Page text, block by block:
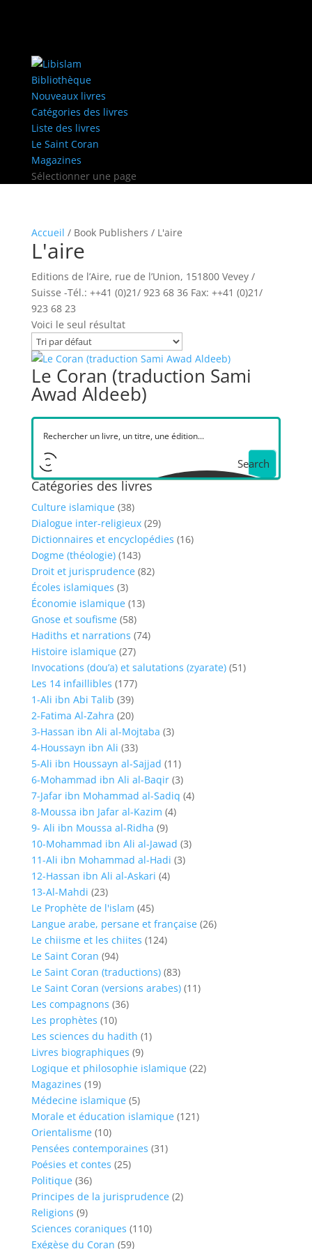
Bibliothèque
Nouveaux livres
Catégories des livres
Liste des livres
Le Saint Coran
Magazines
Sélectionner une page
Accueil / Book Publishers / L'aire
L'aire
Editions de l’Aire, rue de l’Union, 151800 Vevey /
Suisse -Tél.: ++41 (0)21/ 923 68 36 Fax: ++41 (0)21/
923 68 23
Voici le seul résultat
Le Coran (traduction Sami
Awad Aldeeb)
Search
Catégories des livres
Culture islamique (38)
Dialogue inter-religieux (29)
Dictionnaires et encyclopédies (16)
Dogme (théologie) (143)
Droit et jurisprudence (82)
Écoles islamiques (3)
Économie islamique (13)
Gnose et soufisme (58)
Hadiths et narrations (74)
Histoire islamique (27)
Invocations (dou’a) et salutations (zyarate) (51)
Les 14 infaillibles (177)
1-Ali ibn Abi Talib (39)
2-Fatima Al-Zahra (20)
3-Hassan ibn Ali al-Mojtaba (3)
4-Houssayn ibn Ali (33)
5-Ali ibn Houssayn al-Sajjad (11)
6-Mohammad ibn Ali al-Baqir (3)
7-Jafar ibn Mohammad al-Sadiq (4)
8-Moussa ibn Jafar al-Kazim (4)
9- Ali ibn Moussa al-Ridha (9)
10-Mohammad ibn Ali al-Jawad (3)
11-Ali ibn Mohammad al-Hadi (3)
12-Hassan ibn Ali al-Askari (4)
13-Al-Mahdi (23)
Le Prophète de l'islam (45)
Langue arabe, persane et française (26)
Le chiisme et les chiites (124)
Le Saint Coran (94)
Le Saint Coran (traductions) (83)
Le Saint Coran (versions arabes) (11)
Les compagnons (36)
Les prophètes (10)
Les sciences du hadith (1)
Livres biographiques (9)
Logique et philosophie islamique (22)
Magazines (19)
Médecine islamique (5)
Morale et éducation islamique (121)
Orientalisme (10)
Pensées contemporaines (31)
Poésies et contes (25)
Politique (36)
Principes de la jurisprudence (2)
Religions (9)
Sciences coraniques (110)
Exégèse du Coran (59)